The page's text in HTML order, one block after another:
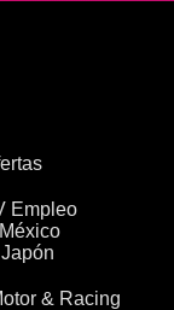
Empleo
& Racing